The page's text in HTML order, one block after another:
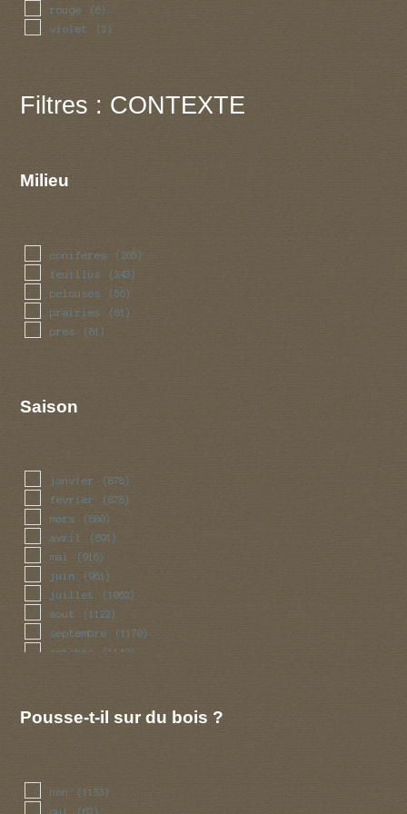
rouge (6)
violet (2)
Filtres : CONTEXTE
Milieu
coniferes (265)
feuillus (243)
pelouses (56)
prairies (81)
pres (81)
Saison
janvier (878)
fevrier (878)
mars (880)
avril (891)
mai (916)
juin (961)
juillet (1062)
aout (1122)
septembre (1170)
octobre (1149)
Pousse-t-il sur du bois ?
non (1133)
oui (62)